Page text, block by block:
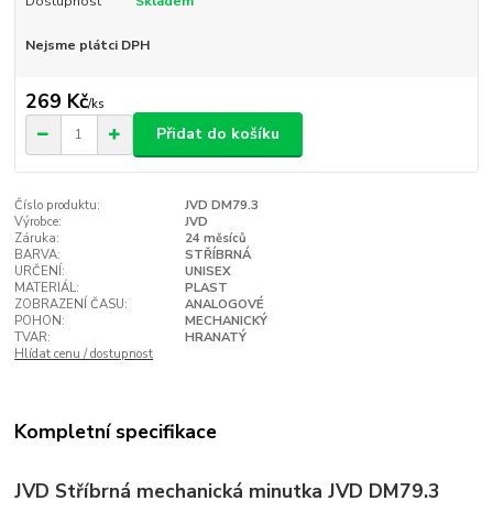
Nejsme plátci DPH
269 Kč/ks
Přidat do košíku
Číslo produktu:
JVD DM79.3
Výrobce:
JVD
Záruka:
24 měsíců
BARVA:
STŘÍBRNÁ
URČENÍ:
UNISEX
MATERIÁL:
PLAST
ZOBRAZENÍ ČASU:
ANALOGOVÉ
POHON:
MECHANICKÝ
TVAR:
HRANATÝ
Hlídat cenu / dostupnost
Kompletní specifikace
JVD Stříbrná mechanická minutka JVD DM79.3